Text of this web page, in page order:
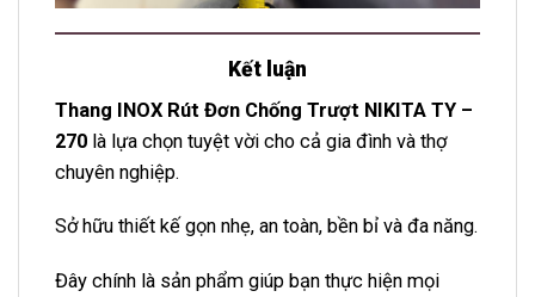
Kết luận
Thang INOX Rút Đơn Chống Trượt NIKITA TY –
270 là lựa chọn tuyệt vời cho cả gia đình và thợ
chuyên nghiệp.
Sở hữu thiết kế gọn nhẹ, an toàn, bền bỉ và đa năng.
Đây chính là sản phẩm giúp bạn thực hiện mọi